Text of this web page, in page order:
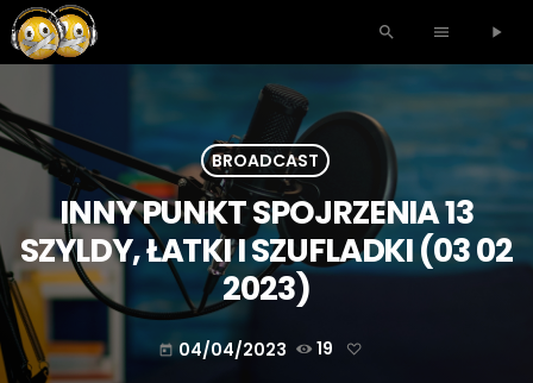
search menu play_arrow
BROADCAST
INNY PUNKT SPOJRZENIA 13
SZYLDY, ŁATKI I SZUFLADKI (03 02
2023)
today 04/04/2023 19